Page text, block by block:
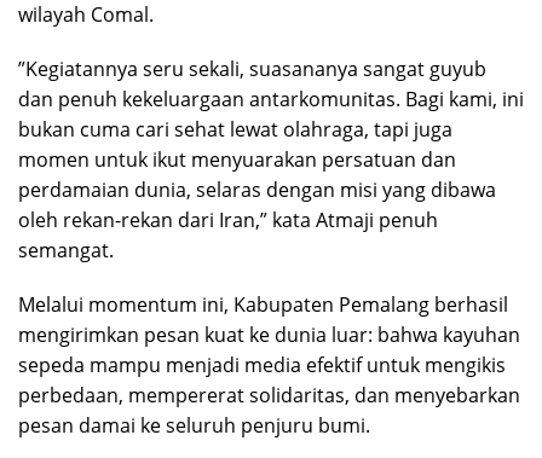
wilayah Comal.
​”Kegiatannya seru sekali, suasananya sangat guyub
dan penuh kekeluargaan antarkomunitas. Bagi kami, ini
bukan cuma cari sehat lewat olahraga, tapi juga
momen untuk ikut menyuarakan persatuan dan
perdamaian dunia, selaras dengan misi yang dibawa
oleh rekan-rekan dari Iran,” kata Atmaji penuh
semangat.
​Melalui momentum ini, Kabupaten Pemalang berhasil
mengirimkan pesan kuat ke dunia luar: bahwa kayuhan
sepeda mampu menjadi media efektif untuk mengikis
perbedaan, mempererat solidaritas, dan menyebarkan
pesan damai ke seluruh penjuru bumi.